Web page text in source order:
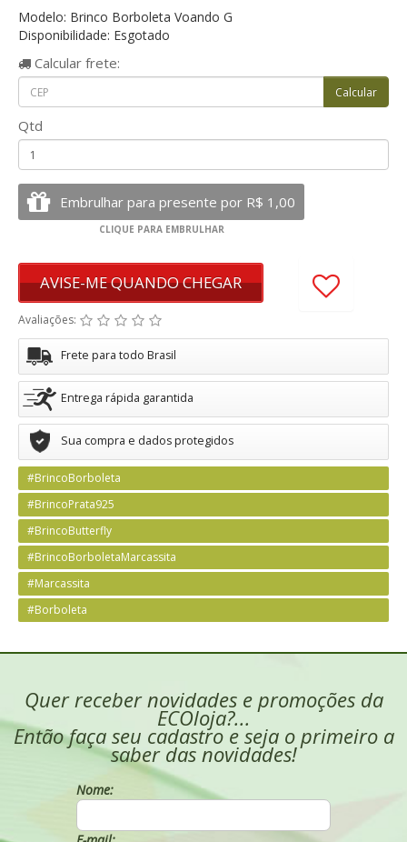
Modelo: Brinco Borboleta Voando G
Disponibilidade: Esgotado
Calcular frete:
Qtd
AVISE-ME QUANDO CHEGAR
Avaliações:
Frete para todo Brasil
Entrega rápida garantida
Sua compra e dados protegidos
#BrincoBorboleta
#BrincoPrata925
#BrincoButterfly
#BrincoBorboletaMarcassita
#Marcassita
#Borboleta
Quer receber novidades e promoções da
ECOloja?...
Então faça seu cadastro e seja o primeiro a
saber das novidades!
Nome: